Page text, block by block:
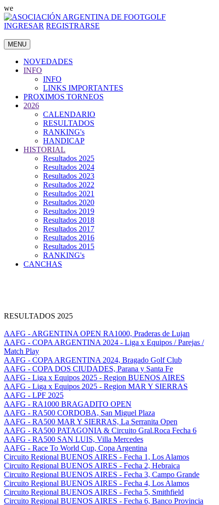
we
INGRESAR REGISTRARSE
MENU
NOVEDADES
INFO
INFO
LINKS IMPORTANTES
PROXIMOS TORNEOS
2026
CALENDARIO
RESULTADOS
RANKING's
HANDICAP
HISTORIAL
Resultados 2025
Resultados 2024
Resultados 2023
Resultados 2022
Resultados 2021
Resultados 2020
Resultados 2019
Resultados 2018
Resultados 2017
Resultados 2016
Resultados 2015
RANKING's
CANCHAS
RESULTADOS 2025
AAFG - ARGENTINA OPEN RA1000, Praderas de Lujan
AAFG - COPA ARGENTINA 2024 - Liga x Equipos / Parejas /
Match Play
AAFG - COPA ARGENTINA 2024, Bragado Golf Club
AAFG - COPA DOS CIUDADES, Parana y Santa Fe
AAFG - Liga x Equipos 2025 - Region BUENOS AIRES
AAFG - Liga x Equipos 2025 - Region MAR Y SIERRAS
AAFG - LPF 2025
AAFG - RA1000 BRAGADITO OPEN
AAFG - RA500 CORDOBA, San Miguel Plaza
AAFG - RA500 MAR Y SIERRAS, La Serranita Open
AAFG - RA500 PATAGONIA & Circuito Gral.Roca Fecha 6
AAFG - RA500 SAN LUIS, Villa Mercedes
AAFG - Race To World Cup, Copa Argentina
Circuito Regional BUENOS AIRES - Fecha 1, Los Alamos
Circuito Regional BUENOS AIRES - Fecha 2, Hebraica
Circuito Regional BUENOS AIRES - Fecha 3, Campo Grande
Circuito Regional BUENOS AIRES - Fecha 4, Los Alamos
Circuito Regional BUENOS AIRES - Fecha 5, Smithfield
Circuito Regional BUENOS AIRES - Fecha 6, Banco Provincia